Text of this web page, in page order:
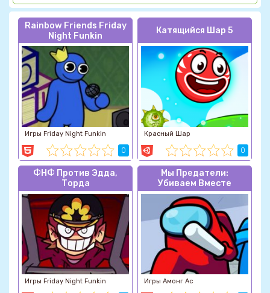
Rainbow Friends Friday
Night Funkin
Игры Friday Night Funkin
0
Катящийся Шар 5
Красный Шар
0
ФНФ Против Эдда,
Торда
Игры Friday Night Funkin
Мы Предатели:
Убиваем Вместе
Игры Амонг Ас